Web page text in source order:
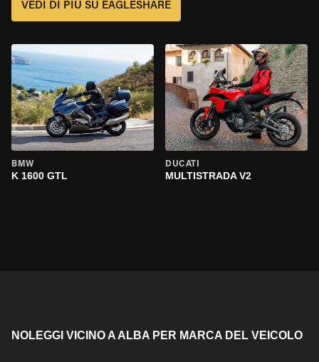
VEDI DI PIÙ SU EAGLESHARE
BMW
K 1600 GTL
DUCATI
MULTISTRADA V2
NOLEGGI VICINO A ALBA PER MARCA DEL VEICOLO